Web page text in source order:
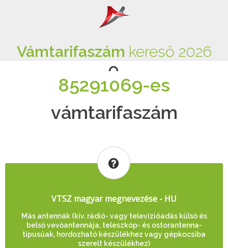
Vámtarifaszám kereső 2026
85291069-es
vámtarifaszám
VTSZ magyar megnevezése - HU
Más antennák (kiv. rádió- vagy televízióadás külső és
belső vevőantennája, teleszkóp- és ostorantenna-
típusúak, hordozható készülékhez vagy gépkocsiba
szerelt készülékhez)